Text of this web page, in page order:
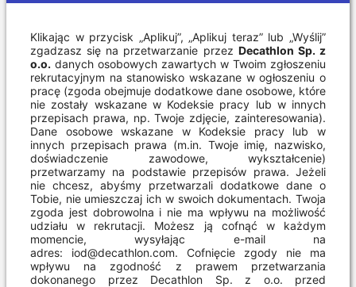
Klikając w przycisk „Aplikuj”, „Aplikuj teraz” lub „Wyślij”
zgadzasz się na przetwarzanie przez Decathlon Sp. z
o.o. danych osobowych zawartych w Twoim zgłoszeniu
rekrutacyjnym na stanowisko wskazane w ogłoszeniu o
pracę (zgoda obejmuje dodatkowe dane osobowe, które
nie zostały wskazane w Kodeksie pracy lub w innych
przepisach prawa, np. Twoje zdjęcie, zainteresowania).
Dane osobowe wskazane w Kodeksie pracy lub w
innych przepisach prawa (m.in. Twoje imię, nazwisko,
doświadczenie zawodowe, wykształcenie)
przetwarzamy na podstawie przepisów prawa. Jeżeli
nie chcesz, abyśmy przetwarzali dodatkowe dane o
Tobie, nie umieszczaj ich w swoich dokumentach. Twoja
zgoda jest dobrowolna i nie ma wpływu na możliwość
udziału w rekrutacji. Możesz ją cofnąć w każdym
momencie, wysyłając e-mail na
adres: iod@decathlon.com. Cofnięcie zgody nie ma
wpływu na zgodność z prawem przetwarzania
dokonanego przez Decathlon Sp. z o.o. przed